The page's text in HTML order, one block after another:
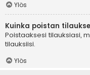
Ylös
Kuinka poistan
Poistaaksesi tilauksiasi,
tilauksiisi.
Ylös